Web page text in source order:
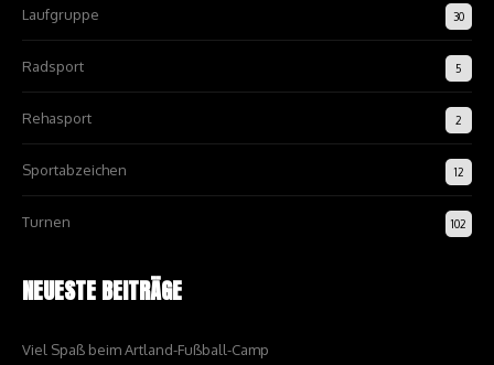
Laufgruppe 30
Radsport 5
Rehasport 2
Sportabzeichen 12
Turnen 102
NEUESTE BEITRÄGE
Viel Spaß beim Artland-Fußball-Camp